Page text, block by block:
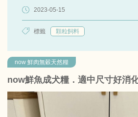
2023-05-15
標籤 顆粒飼料
now 鮮肉無穀天然糧
now鮮魚成犬糧．適中尺寸好消